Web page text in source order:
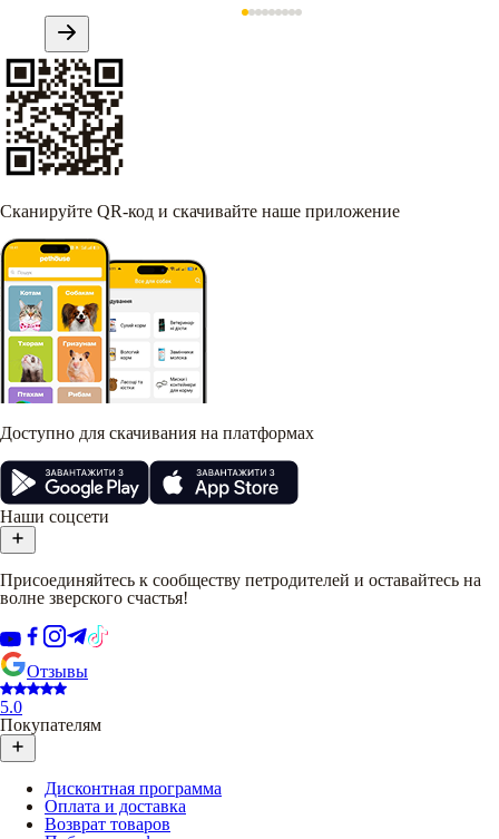
Сканируйте QR-код и скачивайте наше приложение
Доступно для скачивания на платформах
Наши соцсети
Присоединяйтесь к сообществу петродителей и оставайтесь на
волне зверского счастья!
Отзывы
5.0
Покупателям
Дисконтная программа
Оплата и доставка
Возврат товаров